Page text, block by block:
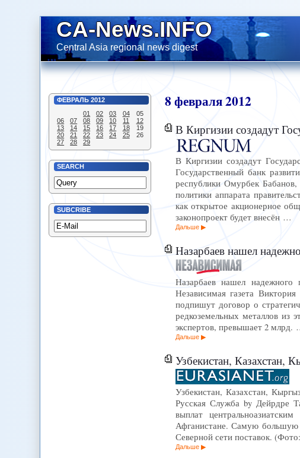
CA-News.INFO
Central Asia regional news digest
ФЕВРАЛЬ 2012
01
02 03 04
05
06
07 08 09 10 11
12
13
14 15 16 17 18
19
20
21 22 23 24 25
26
27
28 29
SEARCH
SUBCRIBE
8февраля2012
В Киргизии создадут
В Киргизии создадут
Государственный банк
республики Омурбек
политики аппарата
как открытое акционерное
законопроект будет внесён …
Дальше
Назарбаев нашел
Назарбаев нашел надежного
Независимая газета
подпишут договор о
редкоземельных металлов из
экспертов, превышает 2 млрд.
Дальше
Узбекистан, Казахстан,
Узбекистан, Казахстан,
Русская Служба by Дейрдре
выплат
Афганистане. Самую большую
Северной сети поставок.
Дальше